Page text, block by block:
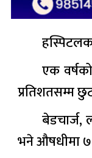
एक
प्रतिशतसम्म
बेडचार्ज,
भने औषधीमा ७